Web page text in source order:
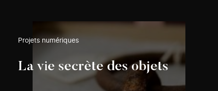
Projets numériques
La vie secrète des objets